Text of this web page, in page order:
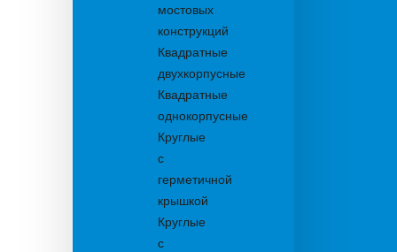
мостовых
конструкций
Квадратные
двухкорпусные
Квадратные
однокорпусные
Круглые
с
герметичной
крышкой
Круглые
с